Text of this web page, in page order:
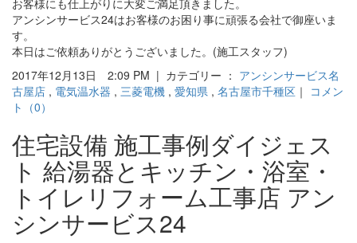
お客様にも仕上がりに大変ご満足頂きました。
アンシンサービス24はお客様のお困り事に頑張る会社で御座いま
す。
本日はご依頼ありがとうございました。(施工スタッフ)
2017年12月13日 2:09 PM | カテゴリー ： アンシンサービス名
古屋店 , 電気温水器 , 三菱電機 , 愛知県 , 名古屋市千種区 ｜ コメン
ト（0）
住宅設備 施工事例ダイジェス
ト 給湯器とキッチン・浴室・
トイレリフォーム工事店 アン
シンサービス24